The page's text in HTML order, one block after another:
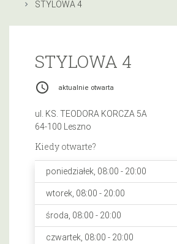
STYLOWA 4
STYLOWA 4
access_time aktualnie otwarta
ul. KS. TEODORA KORCZA 5A
64-100 Leszno
Kiedy otwarte?
poniedziałek, 08:00 - 20:00
wtorek, 08:00 - 20:00
środa, 08:00 - 20:00
czwartek, 08:00 - 20:00